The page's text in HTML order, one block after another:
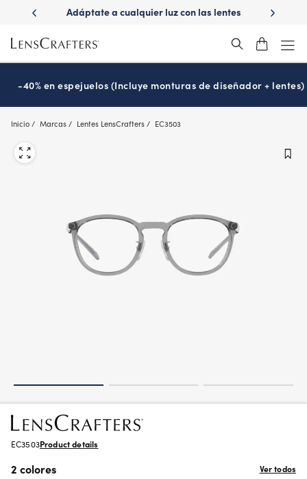
main
content
luz con las lentes
¿Es hora de tu examen de la vista?
-40% en espejuelos (Incluye monturas de diseñador + lentes)
Inicio Marcas Lentes LensCrafters EC3503
EC3503Product details
2 colores
Ver todos